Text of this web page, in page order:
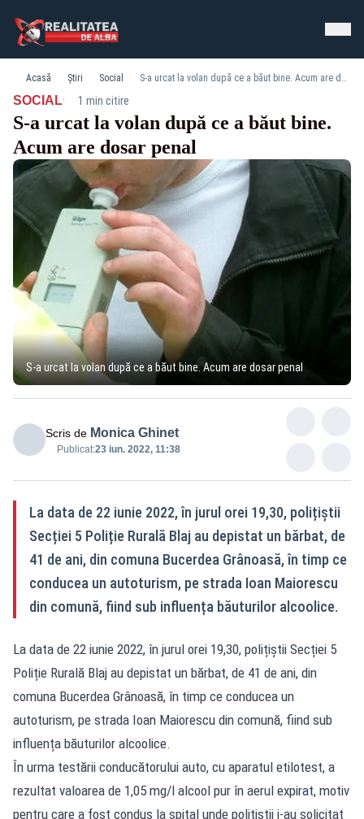
Acasă Știri Social S-a urcat la volan după ce a băut bine. Acum are dosar penal
SOCIAL· 1 min citire
S-a urcat la volan după ce a băut bine.
Acum are dosar penal
S-a urcat la volan după ce a băut bine. Acum are dosar penal
Scris de Monica Ghinet
Publicat:23 iun. 2022, 11:38
La data de 22 iunie 2022, în jurul orei 19,30, polițiștii
Secției 5 Poliție Rurală Blaj au depistat un bărbat, de
41 de ani, din comuna Bucerdea Grânoasă, în timp ce
conducea un autoturism, pe strada Ioan Maiorescu
din comună, fiind sub influența băuturilor alcoolice.
La data de 22 iunie 2022, în jurul orei 19,30, polițiștii Secției 5
Poliție Rurală Blaj au depistat un bărbat, de 41 de ani, din
comuna Bucerdea Grânoasă, în timp ce conducea un
autoturism, pe strada Ioan Maiorescu din comună, fiind sub
influența băuturilor alcoolice.
În urma testării conducătorului auto, cu aparatul etilotest, a
rezultat valoarea de 1,05 mg/l alcool pur în aerul expirat, motiv
pentru care a fost condus la spital unde polițiștii i-au solicitat